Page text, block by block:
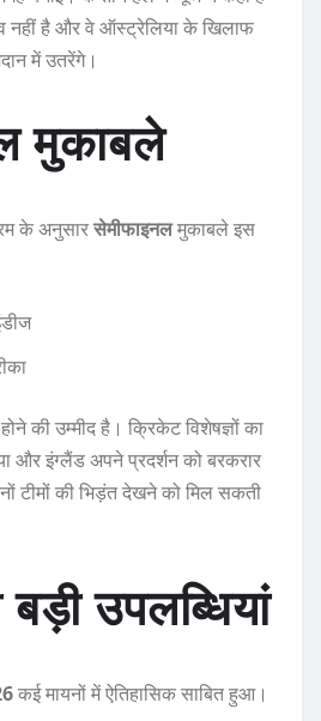
नहीं है और वे ऑस्ट्रेलिया के खिलाफ
में उतरेंगे।
मुकाबले
के अनुसारसेमीफाइनलमुकाबले इस
की उम्मीद है। क्रिकेट विशेषज्ञों का
और इंग्लैंड अपने प्रदर्शन को बरकरार
टीमों की भिड़ंत देखने को मिल सकती
बड़ी उपलब्धियां
कई मायनों में ऐतिहासिक साबित हुआ।